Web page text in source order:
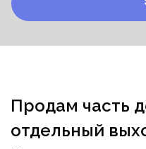
Продам часть
отдельный